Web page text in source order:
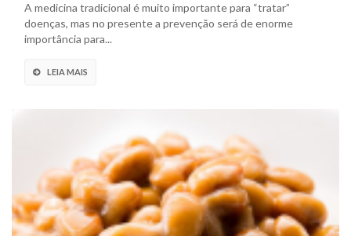
A medicina tradicional é muito importante para “tratar”
doenças, mas no presente a prevenção será de enorme
importância para...
LEIA MAIS